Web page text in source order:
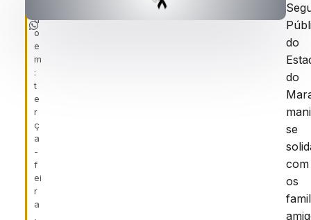
d
o
e
m
:
t
e
r
ç
a
-
f
ei
r
a
,
do
do
se
com
os